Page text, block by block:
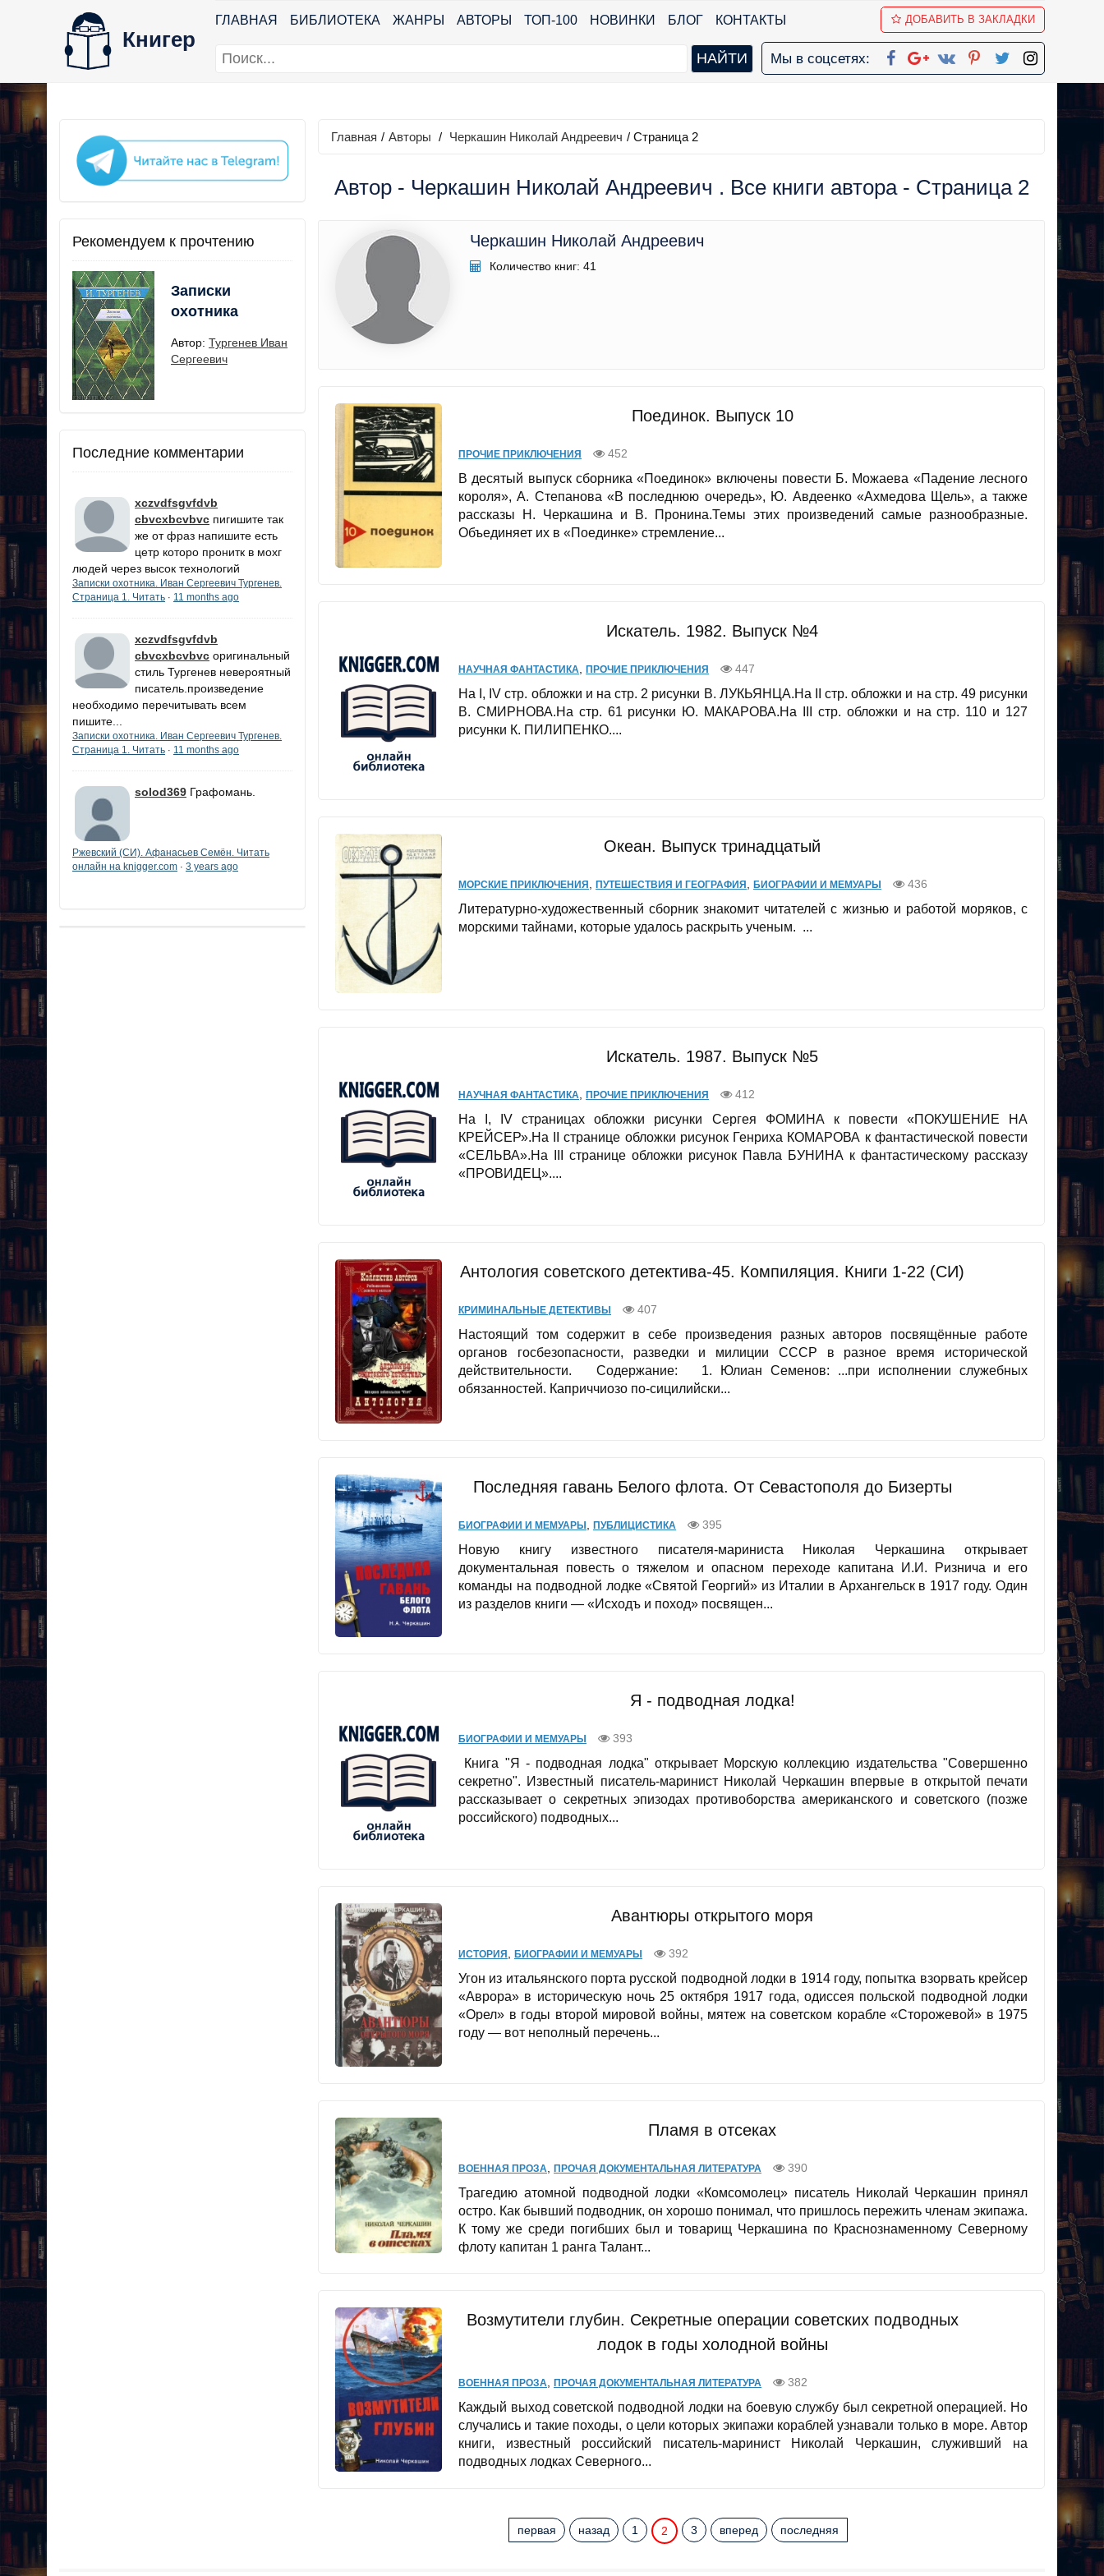
Книгер
ГЛАВНАЯ БИБЛИОТЕКА ЖАНРЫ АВТОРЫ ТОП-100 НОВИНКИ БЛОГ КОНТАКТЫ ДОБАВИТЬ В ЗАКЛАДКИ
Мы в соцсетях:
Рекомендуем к прочтению
Записки
охотника
Автор: Тургенев Иван
Сергеевич
Последние комментарии
xczvdfsgvfdvb
cbvcxbcvbvc пигишите так
же от фраз напишите есть
цетр которо пронитк в мохг
людей через высок технологий
Записки охотника. Иван Сергеевич Тургенев.
Страница 1. Читать · 11 months ago
xczvdfsgvfdvb
cbvcxbcvbvc оригинальный
стиль Тургенев невероятный
писатель.произведение
необходимо перечитывать всем
пишите...
Записки охотника. Иван Сергеевич Тургенев.
Страница 1. Читать · 11 months ago
solod369 Графомань.
Ржевский (СИ). Афанасьев Семён. Читать
онлайн на knigger.com · 3 years ago
Главная / Авторы / Черкашин Николай Андреевич / Страница 2
Автор - Черкашин Николай Андреевич . Все книги автора - Страница 2
Черкашин Николай Андреевич
Количество книг: 41
Поединок. Выпуск 10
ПРОЧИЕ ПРИКЛЮЧЕНИЯ 452
В десятый выпуск сборника «Поединок» включены повести Б. Можаева «Падение лесного
короля», А. Степанова «В последнюю очередь», Ю. Авдеенко «Ахмедова Щель», а также
рассказы Н. Черкашина и В. Пронина.Темы этих произведений самые разнообразные.
Объединяет их в «Поединке» стремление...
Искатель. 1982. Выпуск №4
НАУЧНАЯ ФАНТАСТИКА ПРОЧИЕ ПРИКЛЮЧЕНИЯ 447
Ha I, IV стр. обложки и на стр. 2 рисунки В. ЛУКЬЯНЦА.На II стр. обложки и на стр. 49 рисунки
В. СМИРНОВА.На стр. 61 рисунки Ю. МАКАРОВА.На III стр. обложки и на стр. 110 и 127
рисунки К. ПИЛИПЕНКО....
Океан. Выпуск тринадцатый
МОРСКИЕ ПРИКЛЮЧЕНИЯ ПУТЕШЕСТВИЯ И ГЕОГРАФИЯ БИОГРАФИИ И МЕМУАРЫ 436
Литературно-художественный сборник знакомит читателей с жизнью и работой моряков, с
морскими тайнами, которые удалось раскрыть ученым. ...
Искатель. 1987. Выпуск №5
НАУЧНАЯ ФАНТАСТИКА ПРОЧИЕ ПРИКЛЮЧЕНИЯ 412
На I, IV страницах обложки рисунки Сергея ФОМИНА к повести «ПОКУШЕНИЕ НА
КРЕЙСЕР».На II странице обложки рисунок Генриха КОМАРОВА к фантастической повести
«СЕЛЬВА».На III странице обложки рисунок Павла БУНИНА к фантастическому рассказу
«ПРОВИДЕЦ»....
Антология советского детектива-45. Компиляция. Книги 1-22 (СИ)
КРИМИНАЛЬНЫЕ ДЕТЕКТИВЫ 407
Настоящий том содержит в себе произведения разных авторов посвящённые работе
органов госбезопасности, разведки и милиции СССР в разное время исторической
действительности. Содержание: 1. Юлиан Семенов: ...при исполнении служебных
обязанностей. Каприччиозо по-сицилийски...
Последняя гавань Белого флота. От Севастополя до Бизерты
БИОГРАФИИ И МЕМУАРЫ ПУБЛИЦИСТИКА 395
Новую книгу известного писателя-мариниста Николая Черкашина открывает
документальная повесть о тяжелом и опасном переходе капитана И.И. Ризнича и его
команды на подводной лодке «Святой Георгий» из Италии в Архангельск в 1917 году. Один
из разделов книги — «Исходъ и поход» посвящен...
Я - подводная лодка!
БИОГРАФИИ И МЕМУАРЫ 393
Книга "Я - подводная лодка" открывает Морскую коллекцию издательства "Совершенно
секретно". Известный писатель-маринист Николай Черкашин впервые в открытой печати
рассказывает о секретных эпизодах противоборства американского и советского (позже
российского) подводных...
Авантюры открытого моря
ИСТОРИЯ , БИОГРАФИИ И МЕМУАРЫ 392
Угон из итальянского порта русской подводной лодки в 1914 году, попытка взорвать крейсер
«Аврора» в историческую ночь 25 октября 1917 года, одиссея польской подводной лодки
«Орел» в годы второй мировой войны, мятеж на советском корабле «Сторожевой» в 1975
году — вот неполный перечень...
Пламя в отсеках
ВОЕННАЯ ПРОЗА ПРОЧАЯ ДОКУМЕНТАЛЬНАЯ ЛИТЕРАТУРА 390
Трагедию атомной подводной лодки «Комсомолец» писатель Николай Черкашин принял
остро. Как бывший подводник, он хорошо понимал, что пришлось пережить членам экипажа.
К тому же среди погибших был и товарищ Черкашина по Краснознаменному Северному
флоту капитан 1 ранга Талант...
Возмутители глубин. Секретные операции советских подводных
лодок в годы холодной войны
ВОЕННАЯ ПРОЗА ПРОЧАЯ ДОКУМЕНТАЛЬНАЯ ЛИТЕРАТУРА 382
Каждый выход советской подводной лодки на боевую службу был секретной операцией. Но
случались и такие походы, о цели которых экипажи кораблей узнавали только в море. Автор
книги, известный российский писатель-маринист Николай Черкашин, служивший на
подводных лодках Северного...
первая назад 1 2 3 вперед последняя